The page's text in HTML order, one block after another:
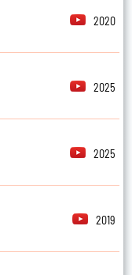
2020
2025
2025
2019